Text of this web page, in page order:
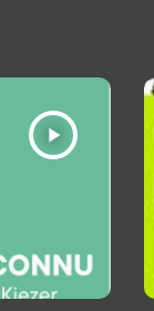
play_arrow